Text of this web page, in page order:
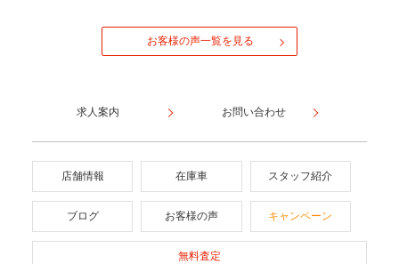
お客様の声一覧を見る
求人案内 お問い合わせ
店舗情報 在庫車 スタッフ紹介
ブログ お客様の声 キャンペーン
無料査定